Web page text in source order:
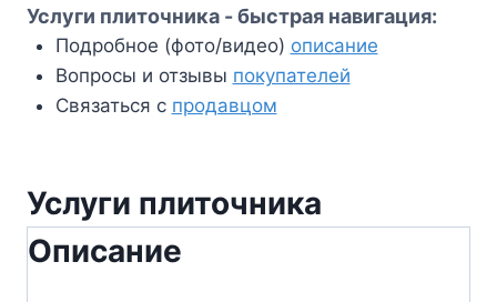
Услуги плиточника - быстрая навигация:
Подробное (фото/видео) описание
Вопросы и отзывы покупателей
Связаться с продавцом
Услуги плиточника
Описание